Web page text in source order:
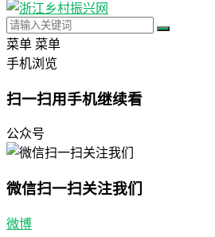
菜单 菜单
手机浏览
扫一扫用手机继续看
公众号
微信扫一扫关注我们
微博